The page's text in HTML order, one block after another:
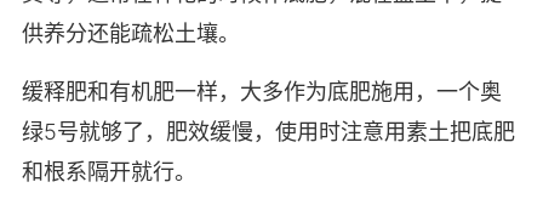
供养分还能疏松土壤。
缓释肥和有机肥一样，大多作为底肥施用，一个奥
绿5号就够了，肥效缓慢，使用时注意用素土把底肥
和根系隔开就行。